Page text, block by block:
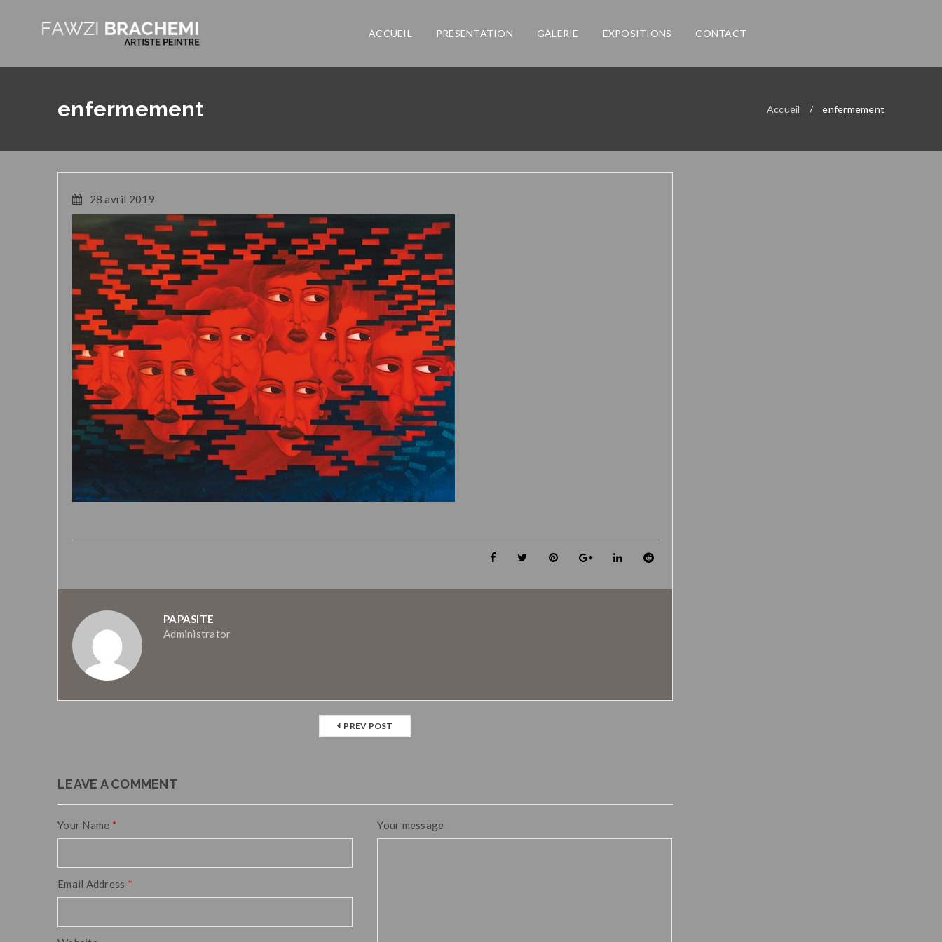
ACCUEIL PRÉSENTATION GALERIE EXPOSITIONS CONTACT
enfermement Accueil / enfermement
28 avril 2019
PAPASITE
Administrator
PREV POST
LEAVE A COMMENT
Your Name *
Email Address *
Your message